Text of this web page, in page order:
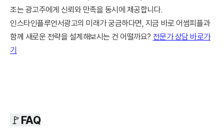
조는 광고주에게 신뢰와 만족을 동시에 제공합니다.
인스타인플루언서광고의 미래가 궁금하다면, 지금 바로 어썸피플과
함께 새로운 전략을 설계해보시는 건 어떨까요? 전문가 상담 바로가
기
🚩FAQ